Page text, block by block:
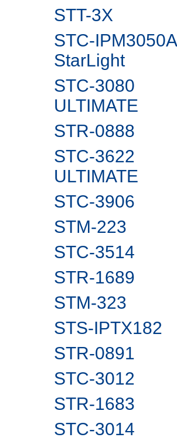
STT-3X
STC-IPM3050A
StarLight
STC-3080
ULTIMATE
STR-0888
STC-3622
ULTIMATE
STC-3906
STM-223
STC-3514
STR-1689
STM-323
STS-IPTX182
STR-0891
STC-3012
STR-1683
STC-3014